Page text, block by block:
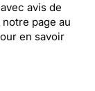
avis de
page au
en savoir